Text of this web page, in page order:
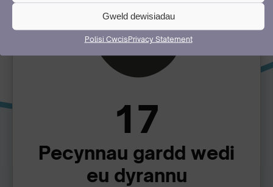
Gweld dewisiadau
Polisi CwcisPrivacy Statement
17
Pecynnau gardd wedi
eu dyrannu